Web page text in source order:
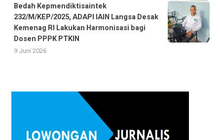
Bedah Kepmendiktisaintek
232/M/KEP/2025, ADAPI IAIN Langsa Desak
Kemenag RI Lakukan Harmonisasi bagi
Dosen PPPK PTKIN
9 Juni 2026